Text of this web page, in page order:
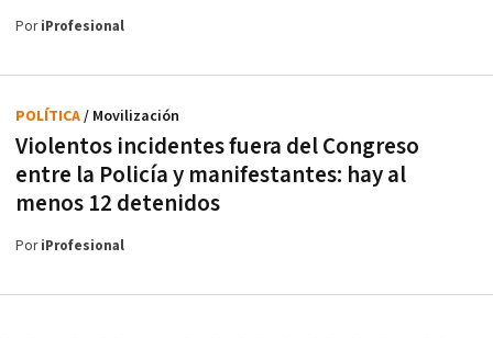
PoriProfesional
Violentos incidentes fuera del Congreso
entre la Policía y manifestantes: hay al
menos 12 detenidos
POLÍTICA/ Movilización
PoriProfesional